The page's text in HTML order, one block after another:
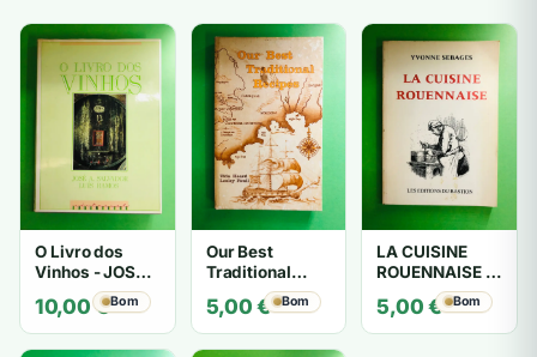
O Livro dos
Vinhos - JOSÉ
A. SALVADOR
LUIZ RAMOS
10,00€Bom
Our Best
Traditional
Recipes - Vida
Heard Lesley
Faull
5,00€ Bom
LA CUISINE
ROUENNAISE -
Sebages
5,00€ Bom